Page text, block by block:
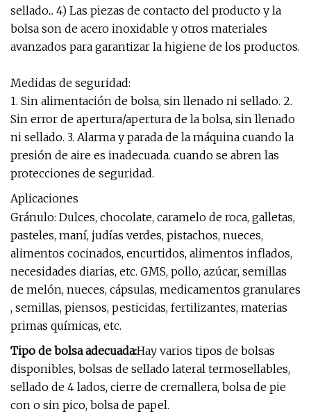
sellado... 4) Las piezas de contacto del producto y la
bolsa son de acero inoxidable y otros materiales
avanzados para garantizar la higiene de los productos.
Medidas de seguridad:
1. Sin alimentación de bolsa, sin llenado ni sellado. 2.
Sin error de apertura/apertura de la bolsa, sin llenado
ni sellado. 3. Alarma y parada de la máquina cuando la
presión de aire es inadecuada. cuando se abren las
protecciones de seguridad.
Aplicaciones
Gránulo: Dulces, chocolate, caramelo de roca, galletas,
pasteles, maní, judías verdes, pistachos, nueces,
alimentos cocinados, encurtidos, alimentos inflados,
necesidades diarias, etc. GMS, pollo, azúcar, semillas
de melón, nueces, cápsulas, medicamentos granulares
, semillas, piensos, pesticidas, fertilizantes, materias
primas químicas, etc.
Tipo de bolsa adecuada:Hay varios tipos de bolsas
disponibles, bolsas de sellado lateral termosellables,
sellado de 4 lados, cierre de cremallera, bolsa de pie
con o sin pico, bolsa de papel.